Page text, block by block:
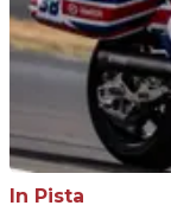
In Pista